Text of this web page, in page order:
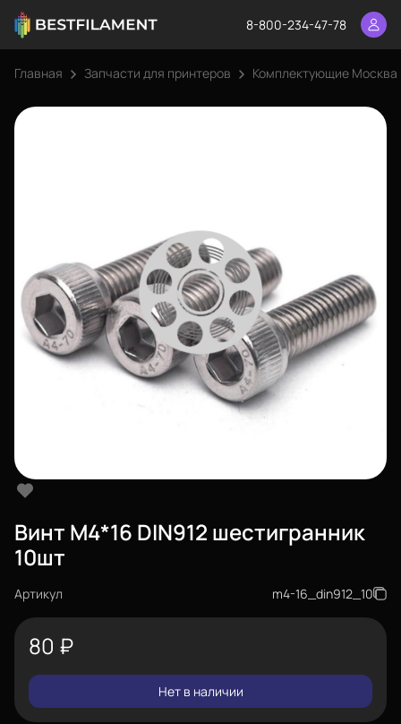
8-800-234-47-78
Главная Запчасти для принтеров Комплектующие Москва
Винт М4*16 DIN912 шестигранник
10шт
Артикул m4-16_din912_10
80 ₽
Нет в наличии